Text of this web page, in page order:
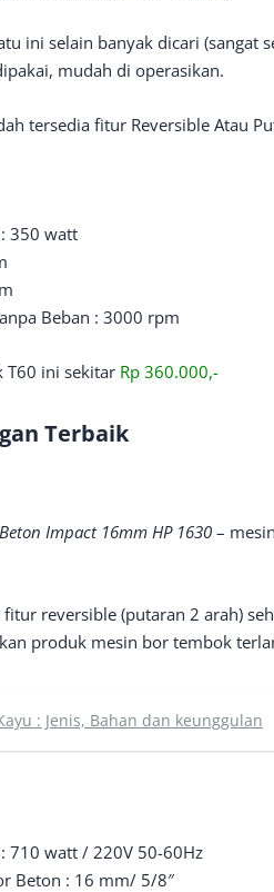
ini selain banyak dicari
mudah di operasikan.
tersedia fitur Reversible Atau
350 watt
Beban : 3000 rpm
T60 ini sekitar Rp 360.000,-
Terbaik
Impact 16mm HP 1630 –
reversible (putaran 2 arah)
produk mesin bor tembok
: Jenis, Bahan dan keunggulan
710 watt / 220V 50-60Hz
Beton : 16 mm/ 5/8″